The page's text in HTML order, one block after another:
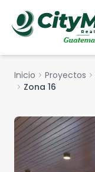
Inicio chevron_right Proyectos chevron_right
chevron_right Zona 16